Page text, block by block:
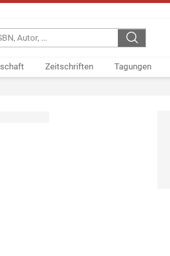
Zeitschriften Tagungen